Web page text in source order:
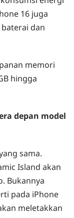
16 juga
dan
memori
hingga
depan model
sama.
Island akan
Bukannya
pada iPhone
meletakkan